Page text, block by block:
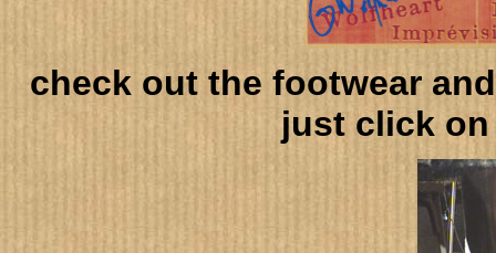
check out the footwear
just click